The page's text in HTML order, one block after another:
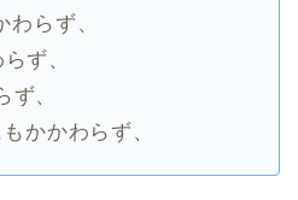
らず、
ず、
、
かかわらず、